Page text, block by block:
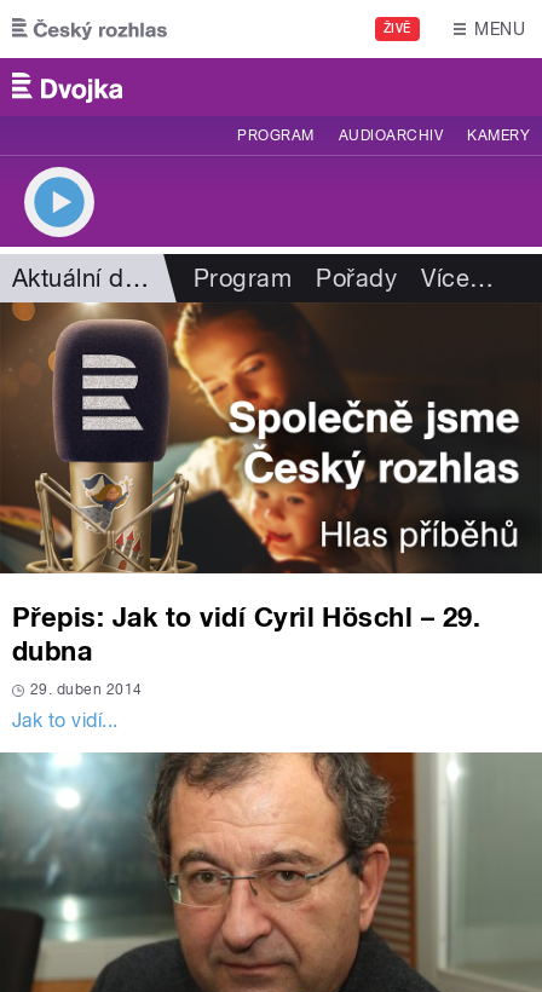
Přejít k hlavnímu obsahu
ŽIVĚ MENU
PROGRAM AUDIOARCHIV KAMERY
Aktuální dění Program Pořady Více…
Přepis: Jak to vidí Cyril Höschl – 29.
dubna
29. duben 2014
Jak to vidí...